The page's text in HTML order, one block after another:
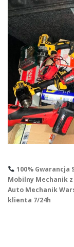
100% Gwarancja
Mobilny Mechanik z
Auto Mechanik
klienta 7/24h